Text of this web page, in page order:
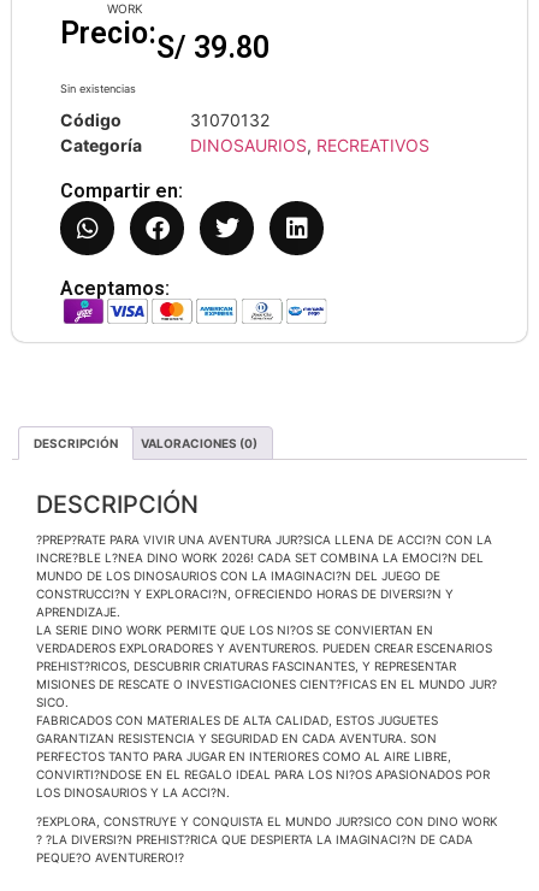
WORK
Precio:S/ 39.80
Sin existencias
Código
31070132
Categoría
DINOSAURIOS, RECREATIVOS
Compartir en:
Aceptamos:
DESCRIPCIÓN VALORACIONES (0)
DESCRIPCIÓN
?PREP?RATE PARA VIVIR UNA AVENTURA JUR?SICA LLENA DE ACCI?N CON LA
INCRE?BLE L?NEA DINO WORK 2026! CADA SET COMBINA LA EMOCI?N DEL
MUNDO DE LOS DINOSAURIOS CON LA IMAGINACI?N DEL JUEGO DE
CONSTRUCCI?N Y EXPLORACI?N, OFRECIENDO HORAS DE DIVERSI?N Y
APRENDIZAJE.
LA SERIE DINO WORK PERMITE QUE LOS NI?OS SE CONVIERTAN EN
VERDADEROS EXPLORADORES Y AVENTUREROS. PUEDEN CREAR ESCENARIOS
PREHIST?RICOS, DESCUBRIR CRIATURAS FASCINANTES, Y REPRESENTAR
MISIONES DE RESCATE O INVESTIGACIONES CIENT?FICAS EN EL MUNDO JUR?
SICO.
FABRICADOS CON MATERIALES DE ALTA CALIDAD, ESTOS JUGUETES
GARANTIZAN RESISTENCIA Y SEGURIDAD EN CADA AVENTURA. SON
PERFECTOS TANTO PARA JUGAR EN INTERIORES COMO AL AIRE LIBRE,
CONVIRTI?NDOSE EN EL REGALO IDEAL PARA LOS NI?OS APASIONADOS POR
LOS DINOSAURIOS Y LA ACCI?N.
?EXPLORA, CONSTRUYE Y CONQUISTA EL MUNDO JUR?SICO CON DINO WORK
? ?LA DIVERSI?N PREHIST?RICA QUE DESPIERTA LA IMAGINACI?N DE CADA
PEQUE?O AVENTURERO!?